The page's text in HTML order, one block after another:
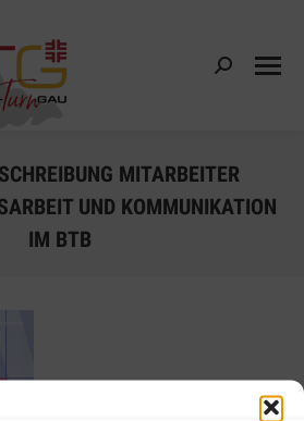
Search:
MITARBEITER
UND KOMMUNIKATION
IM BTB